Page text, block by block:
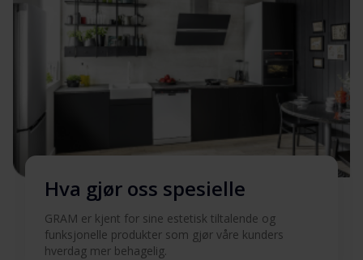
Hva gjør oss spesielle
GRAM er kjent for sine estetisk tiltalende og
funksjonelle produkter som gjør våre kunders
hverdag mer behagelig.